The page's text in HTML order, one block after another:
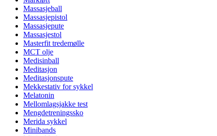
Massasjeball
Massasjepistol
Massasjepute
Massasjestol
Masterfit tredemølle
MCT olje
Medisinball
Meditasjon
Meditasjonspute
Mekkestativ for sykkel
Melatonin
Mellomlagsjakke test
Mengdetreningssko
Merida sykkel
Minibands